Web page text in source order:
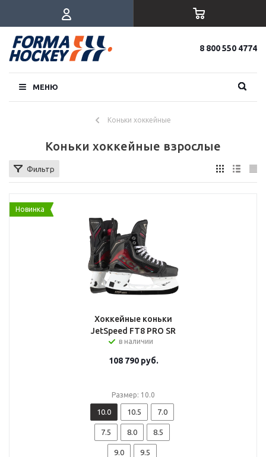
8 800 550 4774
МЕНЮ
Коньки хоккейные
Коньки хоккейные взрослые
Фильтр
Новинка
Хоккейные коньки
JetSpeed FT8 PRO SR
в наличии
108 790руб.
Размер: 10.0
10.0 10.5 7.0
7.5 8.0 8.5
9.0 9.5